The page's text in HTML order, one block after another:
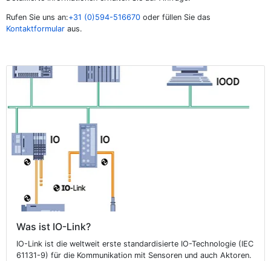
Rufen Sie uns an:+31 (0)594-516670oder füllen Sie das
Kontaktformularaus.
Was ist IO-Link?
IO-Link ist die weltweit erste standardisierte IO-Technologie (IEC
61131-9) für die Kommunikation mit Sensoren und auch Aktoren.